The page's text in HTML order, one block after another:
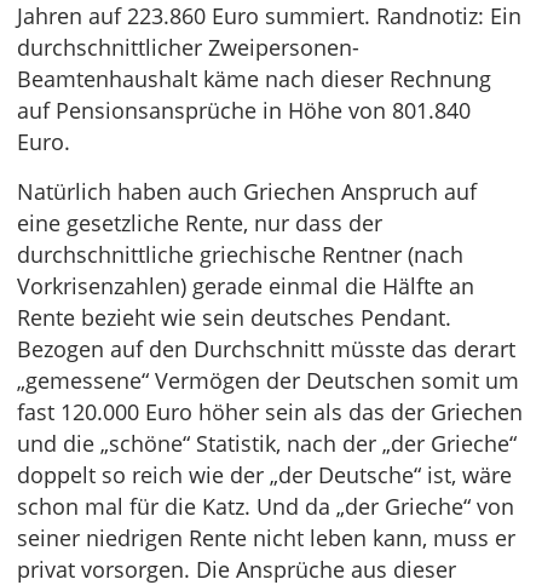
Jahren auf 223.860 Euro summiert. Randnotiz: Ein
durchschnittlicher Zweipersonen-
Beamtenhaushalt käme nach dieser Rechnung
auf Pensionsansprüche in Höhe von 801.840
Euro.
Natürlich haben auch Griechen Anspruch auf
eine gesetzliche Rente, nur dass der
durchschnittliche griechische Rentner (nach
Vorkrisenzahlen) gerade einmal die Hälfte an
Rente bezieht wie sein deutsches Pendant.
Bezogen auf den Durchschnitt müsste das derart
„gemessene“ Vermögen der Deutschen somit um
fast 120.000 Euro höher sein als das der Griechen
und die „schöne“ Statistik, nach der „der Grieche“
doppelt so reich wie der „der Deutsche“ ist, wäre
schon mal für die Katz. Und da „der Grieche“ von
seiner niedrigen Rente nicht leben kann, muss er
privat vorsorgen. Die Ansprüche aus dieser